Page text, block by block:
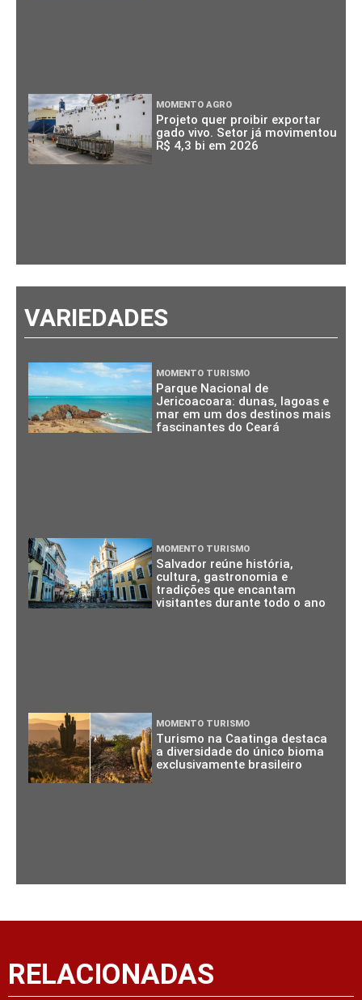
MOMENTO AGRO
Projeto quer proibir exportar
gado vivo. Setor já movimentou
R$ 4,3 bi em 2026
VARIEDADES
MOMENTO TURISMO
Parque Nacional de
Jericoacoara: dunas, lagoas e
mar em um dos destinos mais
fascinantes do Ceará
MOMENTO TURISMO
Salvador reúne história,
cultura, gastronomia e
tradições que encantam
visitantes durante todo o ano
MOMENTO TURISMO
Turismo na Caatinga destaca
a diversidade do único bioma
exclusivamente brasileiro
RELACIONADAS